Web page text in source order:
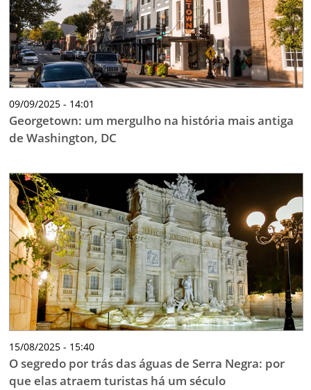
09/09/2025 - 14:01
Georgetown: um mergulho na história mais antiga
de Washington, DC
15/08/2025 - 15:40
O segredo por trás das águas de Serra Negra: por
que elas atraem turistas há um século